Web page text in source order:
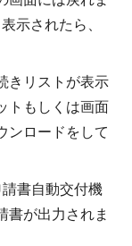
示されたら、
きリストが表示
トもしくは画面
ンロードをして
書自動交付機
書が出力されま